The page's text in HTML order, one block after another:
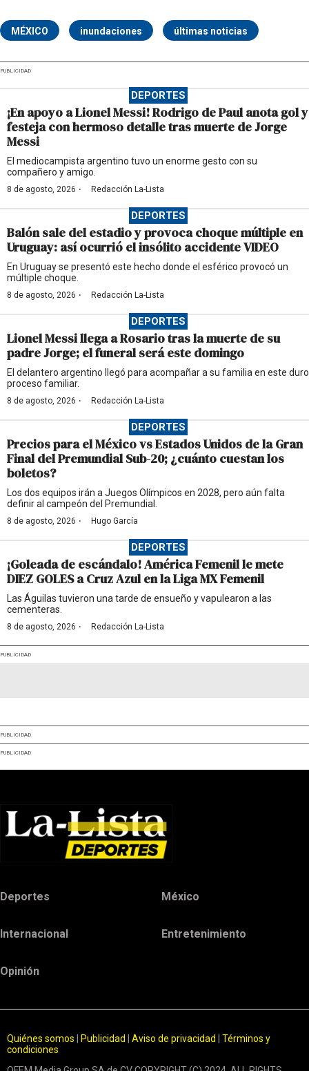
MÉXICO inundaciones últimas noticias
PUBLICIDAD
DEPORTES
¡En apoyo a Lionel Messi! Rodrigo de Paul anota gol y
festeja con hermoso detalle tras muerte de Jorge
Messi
El mediocampista argentino tuvo un enorme gesto con su
compañero y amigo.
8 de agosto, 2026 · Redacción La-Lista
DEPORTES
Balón sale del estadio y provoca choque múltiple en
Uruguay: así ocurrió el insólito accidente VIDEO
En Uruguay se presentó este hecho donde el esférico provocó un
múltiple choque.
8 de agosto, 2026 · Redacción La-Lista
DEPORTES
Lionel Messi llega a Rosario tras la muerte de su
padre Jorge; el funeral será este domingo
El delantero argentino llegó para acompañar a su familia en este duro
proceso familiar.
8 de agosto, 2026 · Redacción La-Lista
DEPORTES
Precios para el México vs Estados Unidos de la Gran
Final del Premundial Sub-20; ¿cuánto cuestan los
boletos?
Los dos equipos irán a Juegos Olímpicos en 2028, pero aún falta
definir al campeón del Premundial.
8 de agosto, 2026 · Hugo García
DEPORTES
¡Goleada de escándalo! América Femenil le mete
DIEZ GOLES a Cruz Azul en la Liga MX Femenil
Las Águilas tuvieron una tarde de ensueño y vapulearon a las
cementeras.
8 de agosto, 2026 · Redacción La-Lista
PUBLICIDAD
PUBLICIDAD
PUBLICIDAD
Deportes México
Internacional Entretenimiento
Opinión
Quiénes somos Publicidad Aviso de privacidad
Términos y
condiciones